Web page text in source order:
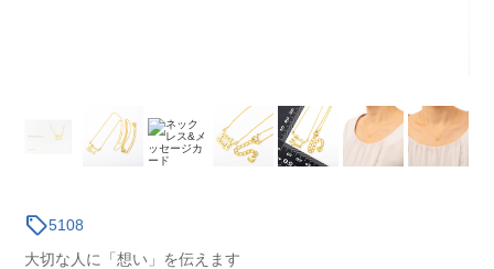
sell5108
大切な人に「想い」を伝えます